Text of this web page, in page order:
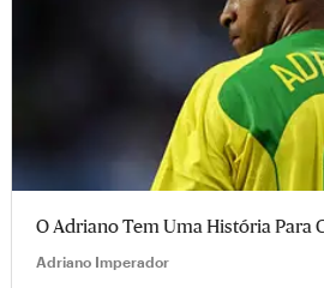
O Adriano Tem Uma História Para
Adriano Imperador